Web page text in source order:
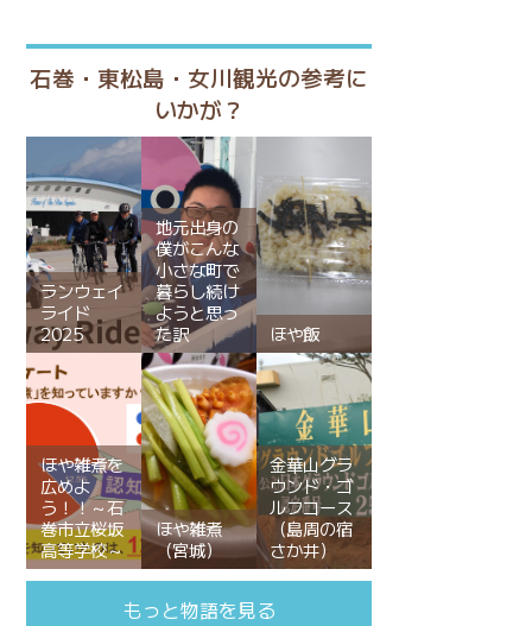
石巻・東松島・女川観光の参考に
いかが？
ランウェイ
ライド
2025
地元出身の
僕がこんな
小さな町で
暮らし続け
ようと思っ
た訳
ほや飯
ほや雑煮を
広めよ
う！！～石
巻市立桜坂
高等学校～
ほや雑煮
（宮城）
金華山グラ
ウンド・ゴ
ルフコース
（島周の宿
さか井）
もっと物語を見る